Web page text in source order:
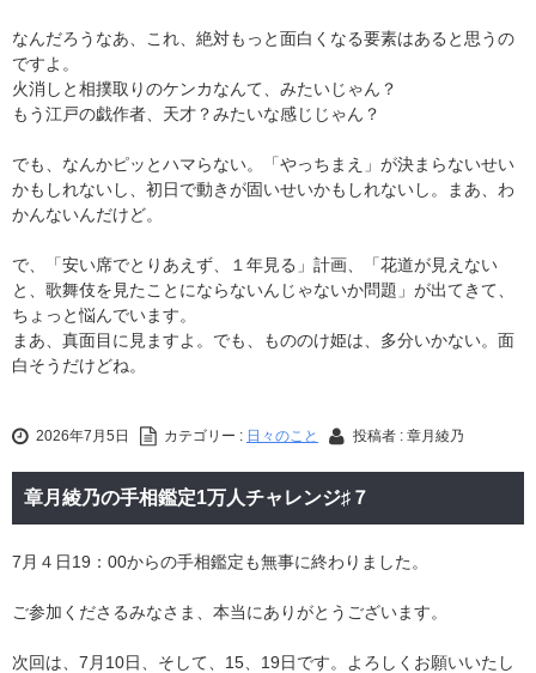
なんだろうなあ、これ、絶対もっと面白くなる要素はあると思うの
ですよ。
火消しと相撲取りのケンカなんて、みたいじゃん？
もう江戸の戯作者、天才？みたいな感じじゃん？
でも、なんかピッとハマらない。「やっちまえ」が決まらないせい
かもしれないし、初日で動きが固いせいかもしれないし。まあ、わ
かんないんだけど。
で、「安い席でとりあえず、１年見る」計画、「花道が見えない
と、歌舞伎を見たことにならないんじゃないか問題」が出てきて、
ちょっと悩んでいます。
まあ、真面目に見ますよ。でも、もののけ姫は、多分いかない。面
白そうだけどね。
2026年7月5日 カテゴリー : 日々のこと 投稿者 : 章月綾乃
章月綾乃の手相鑑定1万人チャレンジ♯７
7月４日19：00からの手相鑑定も無事に終わりました。
ご参加くださるみなさま、本当にありがとうございます。
次回は、7月10日、そして、15、19日です。よろしくお願いいたし